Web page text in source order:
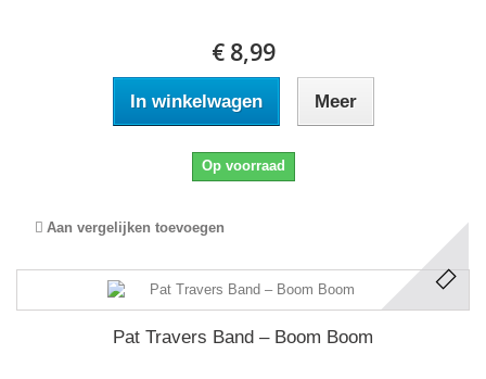
€ 8,99
In winkelwagen Meer
Op voorraad
Aan vergelijken toevoegen
Pat Travers Band ‎– Boom Boom